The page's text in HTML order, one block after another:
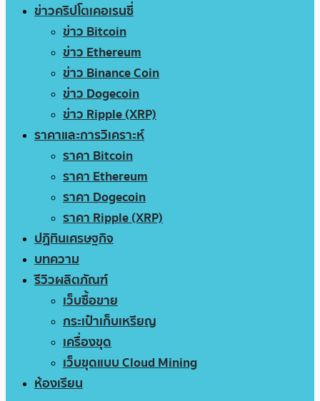
ข่าวคริปโตเคอเรนซี่
ข่าว Bitcoin
ข่าว Ethereum
ข่าว Binance Coin
ข่าว Dogecoin
ข่าว Ripple (XRP)
ราคาและการวิเคราะห์
ราคา Bitcoin
ราคา Ethereum
ราคา Dogecoin
ราคา Ripple (XRP)
ปฏิทินเศรษฐกิจ
บทความ
รีวิวผลิตภัณฑ์
เว็บซื้อขาย
กระเป๋าเก็บเหรียญ
เครื่องขุด
เว็บขุดแบบ Cloud Mining
ห้องเรียน